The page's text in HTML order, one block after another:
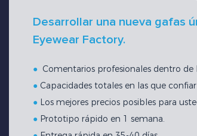
Desarrollar una nueva gafas
Eyewear Factory.
● Comentarios profesionales dentro de
● Capacidades totales en las que confiar
● Los mejores precios posibles para
● Prototipo rápido en 1 semana.